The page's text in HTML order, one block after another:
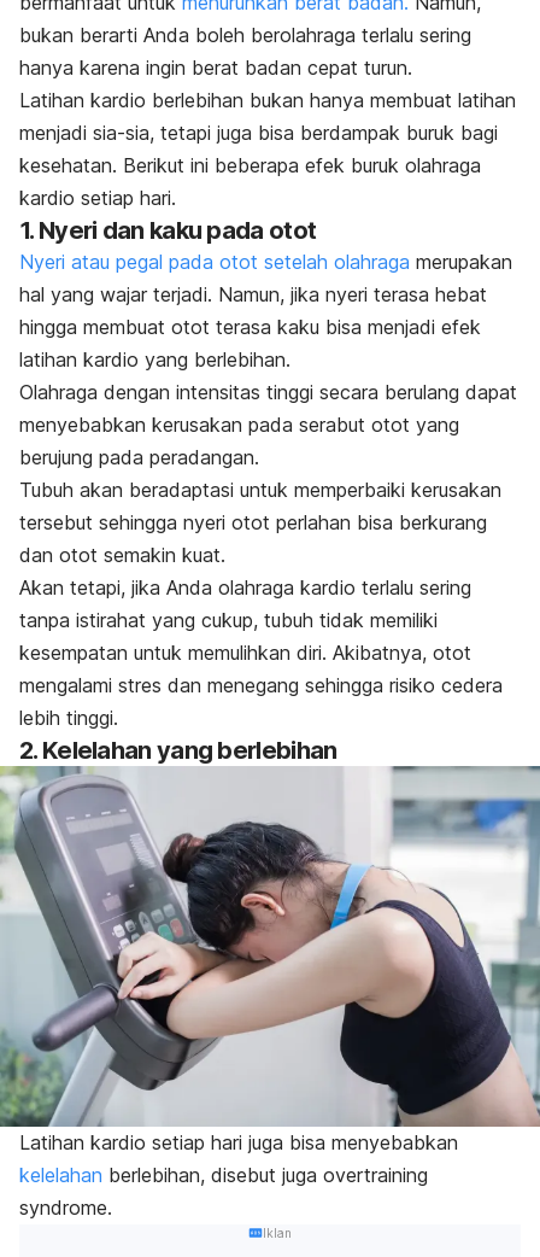
bukan berarti Anda boleh berolahraga terlalu sering
hanya karena ingin berat badan cepat turun.
Latihan kardio berlebihan bukan hanya membuat latihan
menjadi sia-sia, tetapi juga bisa berdampak buruk bagi
kesehatan. Berikut ini beberapa efek buruk olahraga
kardio setiap hari.
1. Nyeri dan kaku pada otot
Nyeri atau pegal pada otot setelah olahraga merupakan
hal yang wajar terjadi. Namun, jika nyeri terasa hebat
hingga membuat otot terasa kaku bisa menjadi efek
latihan kardio yang berlebihan.
Olahraga dengan intensitas tinggi secara berulang dapat
menyebabkan kerusakan pada serabut otot yang
berujung pada peradangan.
Tubuh akan beradaptasi untuk memperbaiki kerusakan
tersebut sehingga nyeri otot perlahan bisa berkurang
dan otot semakin kuat.
Akan tetapi, jika Anda olahraga kardio terlalu sering
tanpa istirahat yang cukup, tubuh tidak memiliki
kesempatan untuk memulihkan diri. Akibatnya, otot
mengalami stres dan menegang sehingga risiko cedera
lebih tinggi.
2. Kelelahan yang berlebihan
Latihan kardio setiap hari juga bisa menyebabkan
kelelahan berlebihan, disebut juga overtraining
syndrome.
Iklan